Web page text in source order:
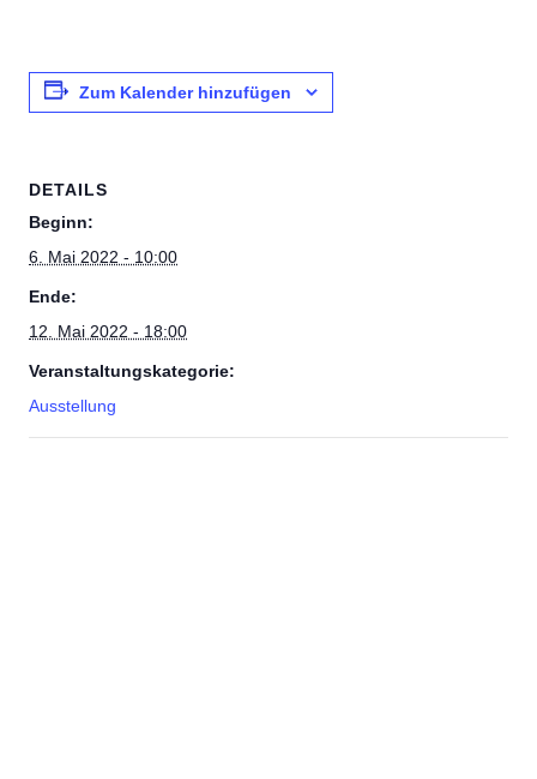
Zum Kalender hinzufügen
DETAILS
Beginn:
6. Mai 2022 - 10:00
Ende:
12. Mai 2022 - 18:00
Veranstaltungskategorie:
Ausstellung